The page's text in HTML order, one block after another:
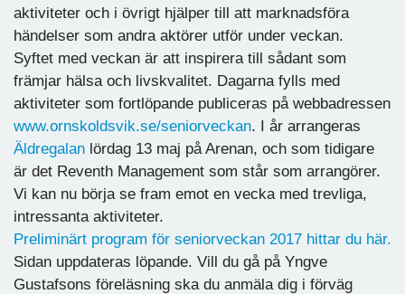
aktiviteter och i övrigt hjälper till att marknadsföra
händelser som andra aktörer utför under veckan.
Syftet med veckan är att inspirera till sådant som
främjar hälsa och livskvalitet. Dagarna fylls med
aktiviteter som fortlöpande publiceras på webbadressen
www.ornskoldsvik.se/seniorveckan. I år arrangeras
Äldregalan lördag 13 maj på Arenan, och som tidigare
är det Reventh Management som står som arrangörer.
Vi kan nu börja se fram emot en vecka med trevliga,
intressanta aktiviteter.
Preliminärt program för seniorveckan 2017 hittar du här.
Sidan uppdateras löpande. Vill du gå på Yngve
Gustafsons föreläsning ska du anmäla dig i förväg